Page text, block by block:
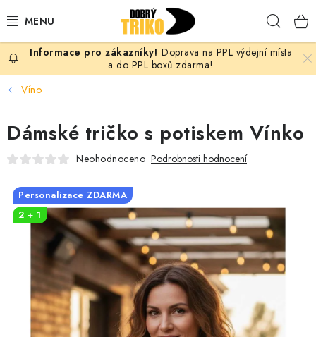
na
PRO ŽENY
PRO MUŽE
PRO DĚTI
PRO PÁRY
VLASTNÍ MOTIV
TRIČKA
MIKINY
Doprava na PPL výdejní místa
a do PPL boxů zdarma!
Víno
Dámské tričko s potiskem Vínko
Neohodnoceno Podrobnosti hodnocení
Personalizace ZDARMA
2 + 1